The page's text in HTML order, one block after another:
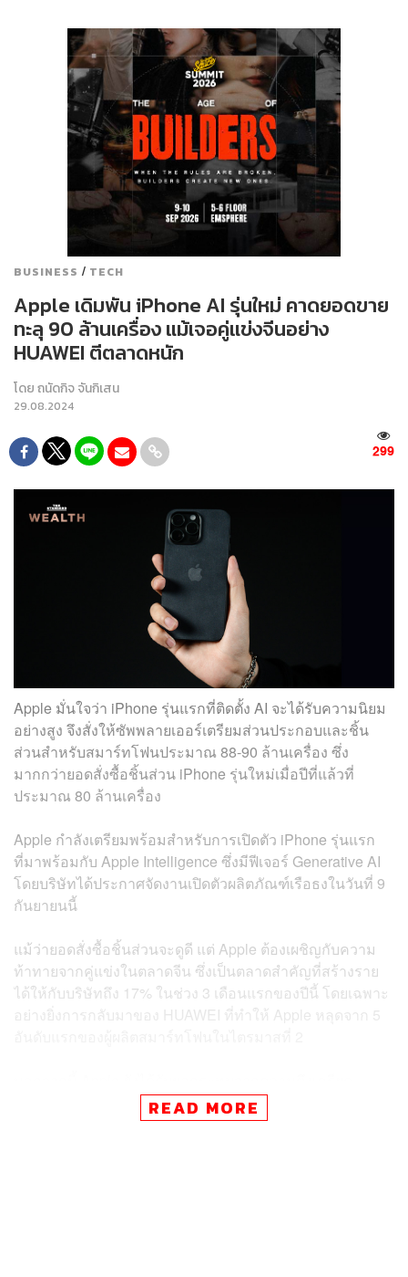
BUSINESS / TECH
Apple เดิมพัน iPhone AI รุ่นใหม่ คาดยอดขาย
ทะลุ 90 ล้านเครื่อง แม้เจอคู่แข่งจีนอย่าง
HUAWEI ตีตลาดหนัก
โดยถนัดกิจ จันกิเสน
29.08.2024
299
Apple มั่นใจว่า iPhone รุ่นแรกที่ติดตั้ง AI จะได้รับความนิยม
อย่างสูง จึงสั่งให้ซัพพลายเออร์เตรียมส่วนประกอบและชิ้น
ส่วนสำหรับสมาร์ทโฟนประมาณ 88-90 ล้านเครื่อง ซึ่ง
มากกว่ายอดสั่งซื้อชิ้นส่วน iPhone รุ่นใหม่เมื่อปีที่แล้วที่
ประมาณ 80 ล้านเครื่อง
Apple กำลังเตรียมพร้อมสำหรับการเปิดตัว iPhone รุ่นแรก
ที่มาพร้อมกับ Apple Intelligence ซึ่งมีฟีเจอร์ Generative AI
โดยบริษัทได้ประกาศจัดงานเปิดตัวผลิตภัณฑ์เรือธงในวันที่ 9
กันยายนนี้
แม้ว่ายอดสั่งซื้อชิ้นส่วนจะดูดี แต่ Apple ต้องเผชิญกับความ
ท้าทายจากคู่แข่งในตลาดจีน ซึ่งเป็นตลาดสำคัญที่สร้างราย
ได้ให้กับบริษัทถึง 17% ในช่วง 3 เดือนแรกของปีนี้ โดยเฉพาะ
อย่างยิ่งการกลับมาของ HUAWEI ที่ทำให้ Apple หลุดจาก 5
ระหว่างสหรัฐฯ และจีน โดยกระทรวงการต่างประเทศจีนได้
แสดงความกังวลเกี่ยวกับความเสี่ยงด้านความปลอดภัยที่
READ MORE